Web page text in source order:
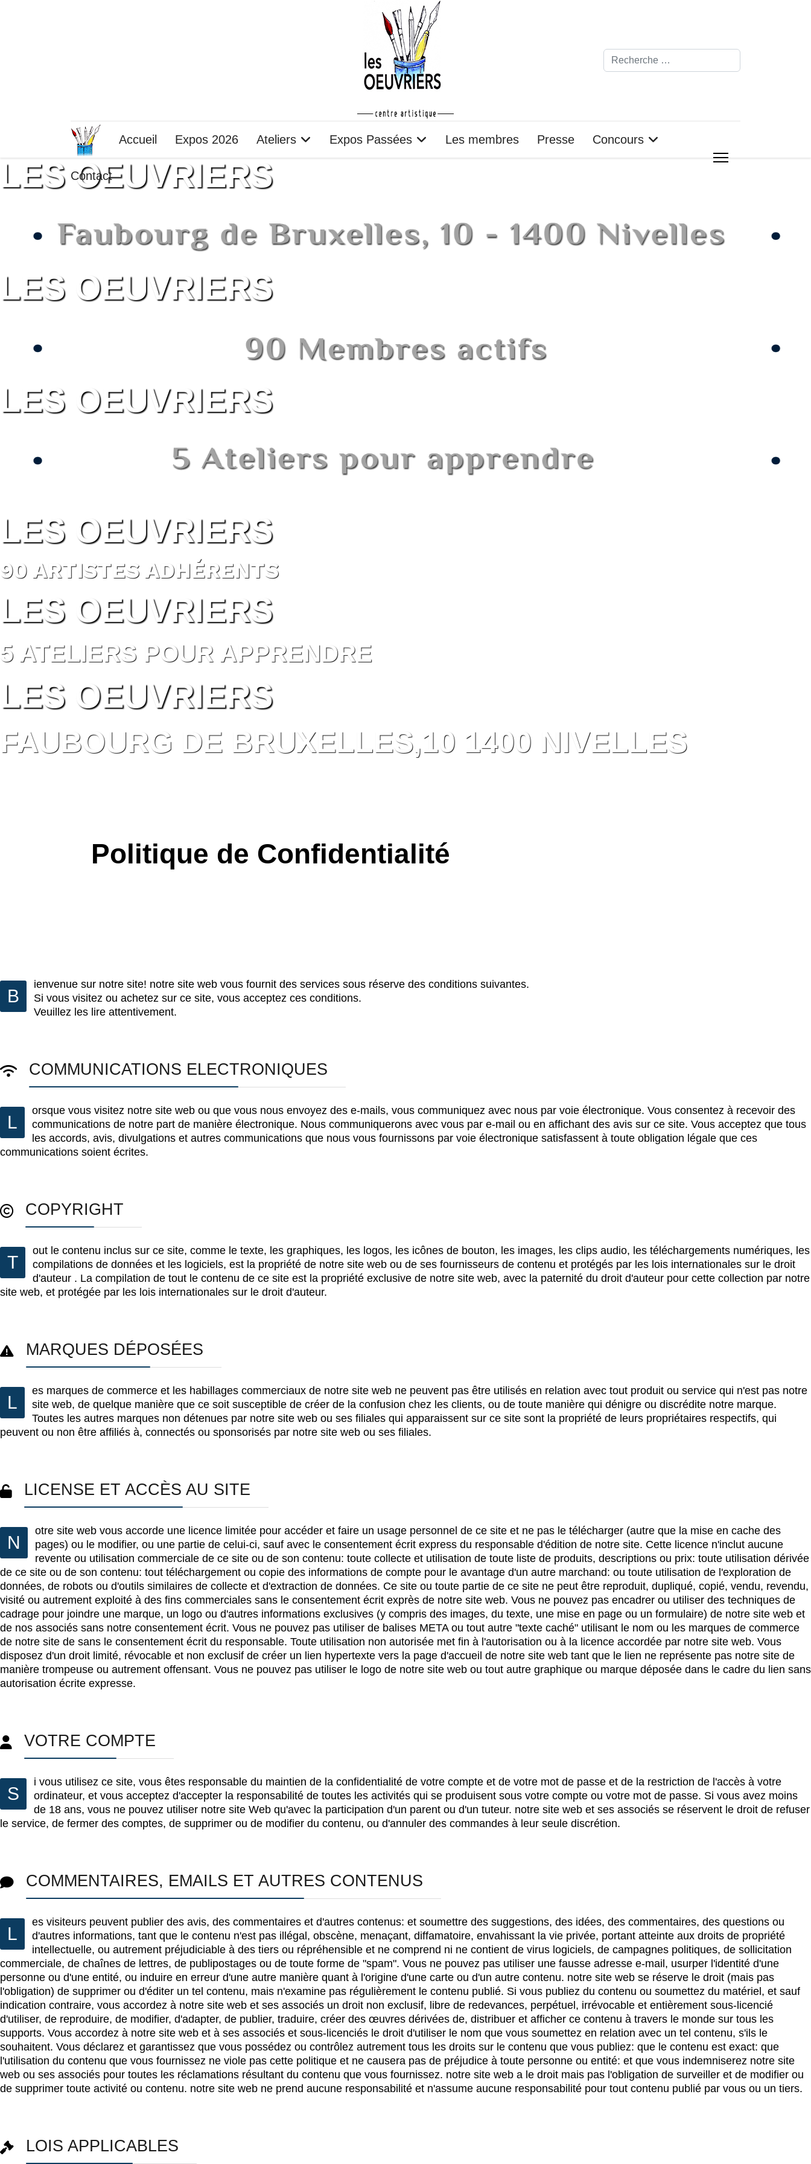
Rechercher
Accueil Expos 2026 Ateliers Expos Passées Les membres Presse Concours
Contact
LES OEUVRIERS
LES OEUVRIERS
LES OEUVRIERS
LES OEUVRIERS
90 ARTISTES ADHÉRENTS
LES OEUVRIERS
5 ATELIERS POUR APPRENDRE
LES OEUVRIERS
FAUBOURG DE BRUXELLES,10 1400 NIVELLES
Politique de Confidentialité
B
ienvenue sur notre site! notre site web vous fournit des services sous réserve des conditions suivantes.
Si vous visitez ou achetez sur ce site, vous acceptez ces conditions.
Veuillez les lire attentivement.
COMMUNICATIONS ELECTRONIQUES
L
orsque vous visitez notre site web ou que vous nous envoyez des e-mails, vous communiquez avec nous par voie électronique. Vous consentez à recevoir des
communications de notre part de manière électronique. Nous communiquerons avec vous par e-mail ou en affichant des avis sur ce site. Vous acceptez que tous
les accords, avis, divulgations et autres communications que nous vous fournissons par voie électronique satisfassent à toute obligation légale que ces
communications soient écrites.
COPYRIGHT
T
out le contenu inclus sur ce site, comme le texte, les graphiques, les logos, les icônes de bouton, les images, les clips audio, les téléchargements numériques, les
compilations de données et les logiciels, est la propriété de notre site web ou de ses fournisseurs de contenu et protégés par les lois internationales sur le droit
d'auteur . La compilation de tout le contenu de ce site est la propriété exclusive de notre site web, avec la paternité du droit d'auteur pour cette collection par notre
site web, et protégée par les lois internationales sur le droit d'auteur.
MARQUES DÉPOSÉES
L
es marques de commerce et les habillages commerciaux de notre site web ne peuvent pas être utilisés en relation avec tout produit ou service qui n'est pas notre
site web, de quelque manière que ce soit susceptible de créer de la confusion chez les clients, ou de toute manière qui dénigre ou discrédite notre marque.
Toutes les autres marques non détenues par notre site web ou ses filiales qui apparaissent sur ce site sont la propriété de leurs propriétaires respectifs, qui
peuvent ou non être affiliés à, connectés ou sponsorisés par notre site web ou ses filiales.
LICENSE ET ACCÈS AU SITE
N
otre site web vous accorde une licence limitée pour accéder et faire un usage personnel de ce site et ne pas le télécharger (autre que la mise en cache des
pages) ou le modifier, ou une partie de celui-ci, sauf avec le consentement écrit express du responsable d'édition de notre site. Cette licence n'inclut aucune
revente ou utilisation commerciale de ce site ou de son contenu: toute collecte et utilisation de toute liste de produits, descriptions ou prix: toute utilisation dérivée
de ce site ou de son contenu: tout téléchargement ou copie des informations de compte pour le avantage d'un autre marchand: ou toute utilisation de l'exploration de
données, de robots ou d'outils similaires de collecte et d'extraction de données. Ce site ou toute partie de ce site ne peut être reproduit, dupliqué, copié, vendu, revendu,
visité ou autrement exploité à des fins commerciales sans le consentement écrit exprès de notre site web. Vous ne pouvez pas encadrer ou utiliser des techniques de
cadrage pour joindre une marque, un logo ou d'autres informations exclusives (y compris des images, du texte, une mise en page ou un formulaire) de notre site web et
de nos associés sans notre consentement écrit. Vous ne pouvez pas utiliser de balises META ou tout autre "texte caché" utilisant le nom ou les marques de commerce
de notre site de sans le consentement écrit du responsable. Toute utilisation non autorisée met fin à l'autorisation ou à la licence accordée par notre site web. Vous
disposez d'un droit limité, révocable et non exclusif de créer un lien hypertexte vers la page d'accueil de notre site web tant que le lien ne représente pas notre site de
manière trompeuse ou autrement offensant. Vous ne pouvez pas utiliser le logo de notre site web ou tout autre graphique ou marque déposée dans le cadre du lien sans
autorisation écrite expresse.
VOTRE COMPTE
S
i vous utilisez ce site, vous êtes responsable du maintien de la confidentialité de votre compte et de votre mot de passe et de la restriction de l'accès à votre
ordinateur, et vous acceptez d'accepter la responsabilité de toutes les activités qui se produisent sous votre compte ou votre mot de passe. Si vous avez moins
de 18 ans, vous ne pouvez utiliser notre site Web qu'avec la participation d'un parent ou d'un tuteur. notre site web et ses associés se réservent le droit de refuser
le service, de fermer des comptes, de supprimer ou de modifier du contenu, ou d'annuler des commandes à leur seule discrétion.
COMMENTAIRES, EMAILS ET AUTRES CONTENUS
L
es visiteurs peuvent publier des avis, des commentaires et d'autres contenus: et soumettre des suggestions, des idées, des commentaires, des questions ou
d'autres informations, tant que le contenu n'est pas illégal, obscène, menaçant, diffamatoire, envahissant la vie privée, portant atteinte aux droits de propriété
intellectuelle, ou autrement préjudiciable à des tiers ou répréhensible et ne comprend ni ne contient de virus logiciels, de campagnes politiques, de sollicitation
commerciale, de chaînes de lettres, de publipostages ou de toute forme de "spam". Vous ne pouvez pas utiliser une fausse adresse e-mail, usurper l'identité d'une
personne ou d'une entité, ou induire en erreur d'une autre manière quant à l'origine d'une carte ou d'un autre contenu. notre site web se réserve le droit (mais pas
l'obligation) de supprimer ou d'éditer un tel contenu, mais n'examine pas régulièrement le contenu publié. Si vous publiez du contenu ou soumettez du matériel, et sauf
indication contraire, vous accordez à notre site web et ses associés un droit non exclusif, libre de redevances, perpétuel, irrévocable et entièrement sous-licencié
d'utiliser, de reproduire, de modifier, d'adapter, de publier, traduire, créer des œuvres dérivées de, distribuer et afficher ce contenu à travers le monde sur tous les
supports. Vous accordez à notre site web et à ses associés et sous-licenciés le droit d'utiliser le nom que vous soumettez en relation avec un tel contenu, s'ils le
souhaitent. Vous déclarez et garantissez que vous possédez ou contrôlez autrement tous les droits sur le contenu que vous publiez: que le contenu est exact: que
l'utilisation du contenu que vous fournissez ne viole pas cette politique et ne causera pas de préjudice à toute personne ou entité: et que vous indemniserez notre site
web ou ses associés pour toutes les réclamations résultant du contenu que vous fournissez. notre site web a le droit mais pas l'obligation de surveiller et de modifier ou
de supprimer toute activité ou contenu. notre site web ne prend aucune responsabilité et n'assume aucune responsabilité pour tout contenu publié par vous ou un tiers.
LOIS APPLICABLES